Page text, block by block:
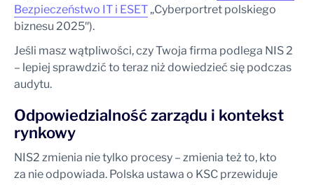
Bezpieczeństwo IT i ESET „Cyberportret polskiego
biznesu 2025″).
Jeśli masz wątpliwości, czy Twoja firma podlega NIS 2
– lepiej sprawdzić to teraz niż dowiedzieć się podczas
audytu.
Odpowiedzialność zarządu i kontekst
rynkowy
NIS2 zmienia nie tylko procesy – zmienia też to, kto
za nie odpowiada. Polska ustawa o KSC przewiduje